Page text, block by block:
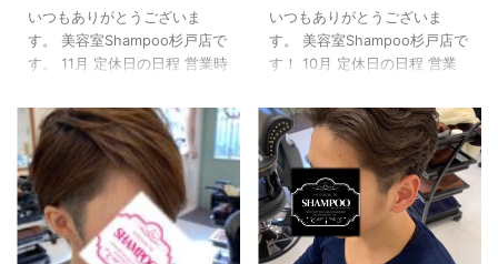
ヘアカタログ 色々なヘアスタ
イルを掲載しています♪ 是非ご
参考にどうぞ！ &n ...
になってしまう恐れがござい
ます。 ｢絶対に12月中に髪のお
手入れをしたい！｣という方は
す！ 【超お得 ...
いつもありがとうございま
す。 美容室Shampoo杉戸店で
す。 11月 定休日の日程 営業時
休日とさせていただきます。
【重要】※11月20日(第3水曜)
は定休日とさせていただきま
す！ お知らせ 各スタイリスト
別の公休日 橋本 國分
11/1(金) 11/7(木) 11/13(水)
11/29(金) 福澤 11/1(金)13時ま
いつもありがとうございま
す。 美容室Shampoo杉戸店で
す！ 10月 定休日の日程 営業
定休日とさせていただきま
す。 【重要】※10月16日(第3
水曜)は定休日とさせていただ
きます！ お知らせ 直近のご予
約状況 ご予定が合う方はLINE
メッセージでご連絡いただけ
ると幸いです。 各スタイリス